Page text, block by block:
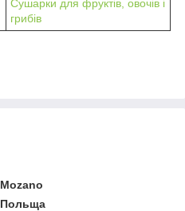
Сушарки для фруктів, овочів і
грибів
Mozano
Польща